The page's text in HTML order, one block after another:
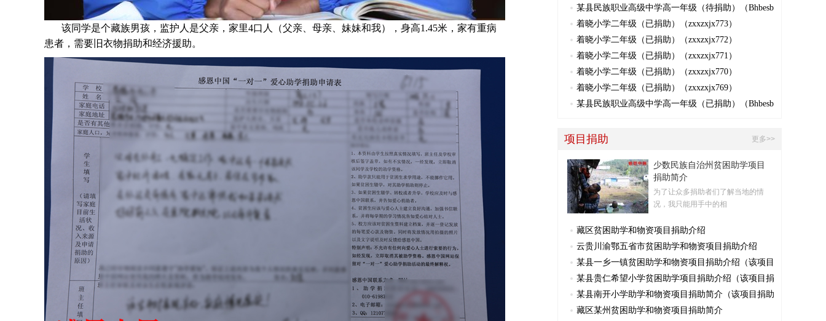
该同学是个藏族男孩，监护人是父亲，家里4口人（父亲、母亲、妹妹和我），身高1.45米，家有重病
患者，需要旧衣物捐助和经济援助。
某县民族职业高级中学高一年级（待捐助）（Bhbesb
着晓小学二年级（已捐助）（zxxzxjx773）
着晓小学二年级（已捐助）（zxxzxjx772）
着晓小学二年级（已捐助）（zxxzxjx771）
着晓小学二年级（已捐助）（zxxzxjx770）
着晓小学二年级（已捐助）（zxxzxjx769）
某县民族职业高级中学高一年级（已捐助）（Bhbesb
更多>>
项目捐助
少数民族自治州贫困助学项目
捐助简介
为了让众多捐助者们了解当地的情
况，我只能用手中的相
藏区贫困助学和物资项目捐助介绍
云贵川渝鄂五省市贫困助学和物资项目捐助介绍
某县一乡一镇贫困助学和物资项目捐助介绍（该项目
某县贵仁希望小学贫困助学项目捐助介绍（该项目捐
某县南开小学助学和物资项目捐助简介（该项目捐助
藏区某州贫困助学和物资项目捐助简介